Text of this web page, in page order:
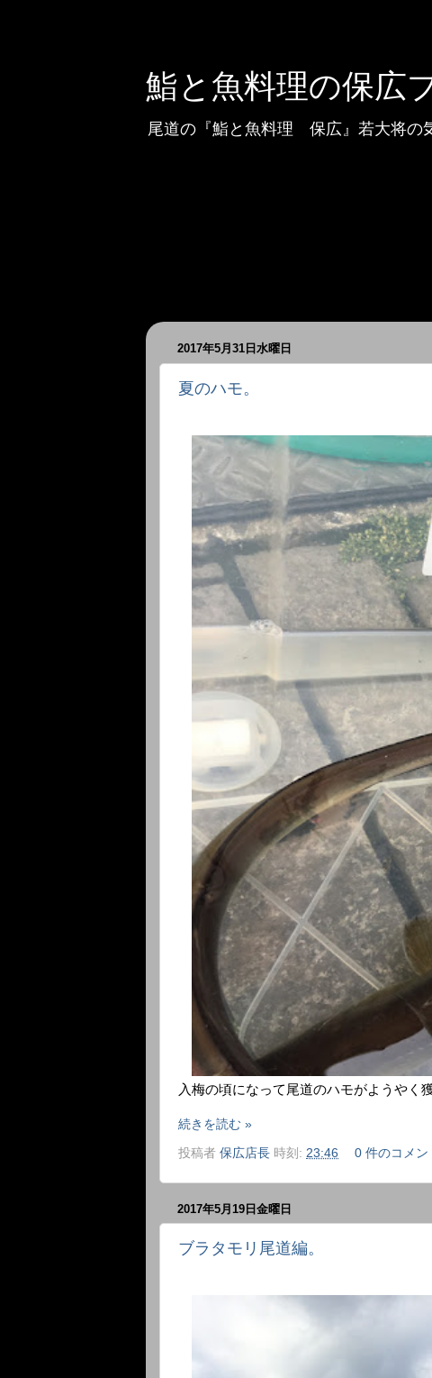
鮨と魚料理の保広
尾道の『鮨と魚料理 保広』若大将の
2017年5月31日水曜日
夏のハモ。
入梅の頃になって尾道のハモがようやく
続きを読む »
投稿者 保広店長 時刻: 23:46 0 件のコメン
2017年5月19日金曜日
ブラタモリ尾道編。